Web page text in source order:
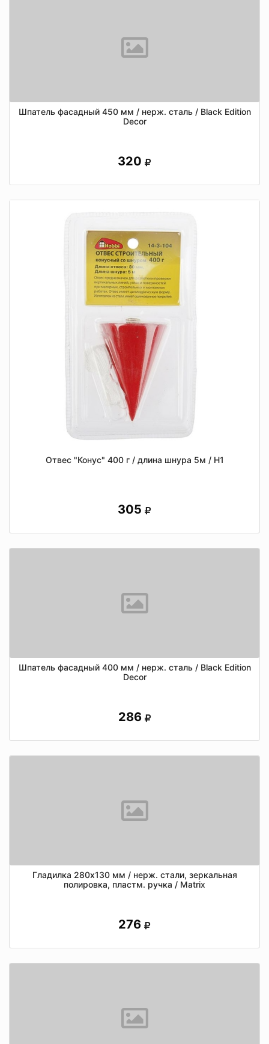
Шпатель фасадный 450 мм / нерж. сталь / Black Edition
Decor
320
Отвес "Конус" 400 г / длина шнура 5м / Н1
305
Шпатель фасадный 400 мм / нерж. сталь / Black Edition
Decor
286
Гладилка 280х130 мм / нерж. стали, зеркальная
полировка, пластм. ручка / Matrix
276